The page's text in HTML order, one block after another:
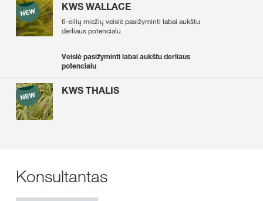
KWS WALLACE
6-eilių miežių veislė pasižyminti labai aukštu
derliaus potencialu
Veislė pasižyminti labai aukštu derliaus
potencialu
KWS THALIS
Konsultantas